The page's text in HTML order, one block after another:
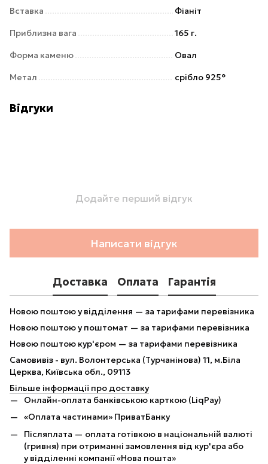
Вставка Фіаніт
Приблизна вага 165 г.
Форма каменю Овал
Метал срібло 925°
Відгуки
Додайте перший відгук
Написати відгук
Доставка Оплата Гарантія
Новою поштою у відділення — за тарифами перевізника
Новою поштою у поштомат — за тарифами перевізника
Новою поштою кур'єром — за тарифами перевізника
Самовивіз - вул. Волонтерська (Турчанінова) 11, м.Біла
Церква, Київська обл., 09113
Більше інформації про доставку
Онлайн-оплата банківською карткою (LiqPay)
«Оплата частинами» ПриватБанку
Післяплата — оплата готівкою в національній валюті
(гривня) при отриманні замовлення від кур'єра або
у відділенні компанії «Нова пошта»